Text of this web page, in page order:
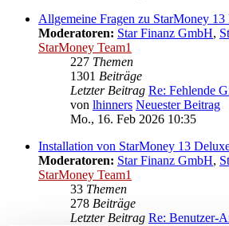
Allgemeine Fragen zu StarMoney 13
Moderatoren: Star Finanz GmbH,
StarMoney Team1
227 Themen
1301 Beiträge
Letzter Beitrag Re: Fehlende
von lhinners Neuester Beitrag
Mo., 16. Feb 2026 10:35
Installation von StarMoney 13
Moderatoren: Star Finanz GmbH,
StarMoney Team1
33 Themen
278 Beiträge
Letzter Beitrag Re: Benutzer-